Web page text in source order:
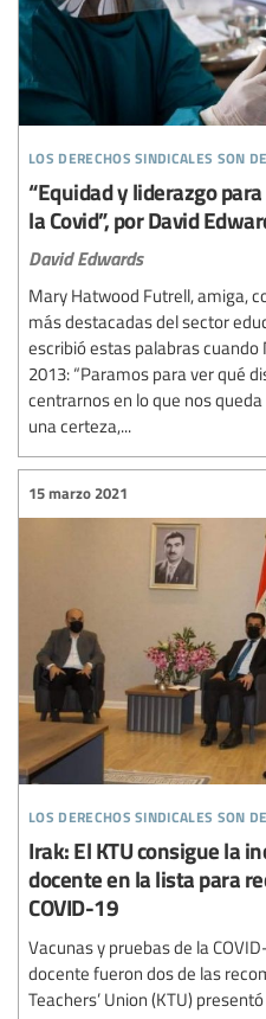
los derechos sindicales son
“Equidad y liderazgo
la Covid”, por David
David Edwards
Mary Hatwood Futrell, amiga,
más destacadas del sector
escribió estas palabras
2013: “Paramos para ver qué
centrarnos en lo que nos
una certeza,...
los derechos sindicales son
15 marzo 2021
Irak: El KTU consigue la
docente en la lista para
COVID-19
Vacunas y pruebas de la
docente fueron dos de las
Teachers’ Union (KTU)